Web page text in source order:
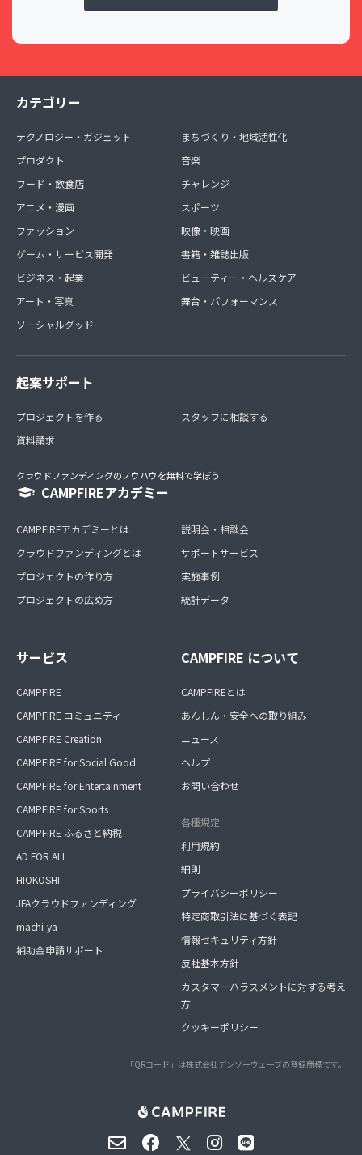
カテゴリー
テクノロジー・ガジェット
プロダクト
フード・飲食店
アニメ・漫画
ファッション
ゲーム・サービス開発
ビジネス・起業
アート・写真
ソーシャルグッド
まちづくり・地域活性化
音楽
チャレンジ
スポーツ
映像・映画
書籍・雑誌出版
ビューティー・ヘルスケア
舞台・パフォーマンス
起案サポート
プロジェクトを作る
資料請求
スタッフに相談する
クラウドファンディングのノウハウを無料で学ぼう
CAMPFIREアカデミー
CAMPFIREアカデミーとは
クラウドファンディングとは
プロジェクトの作り方
プロジェクトの広め方
説明会・相談会
サポートサービス
実施事例
統計データ
サービス
CAMPFIRE
CAMPFIRE コミュニティ
CAMPFIRE Creation
CAMPFIRE for Social Good
CAMPFIRE for Entertainment
CAMPFIRE for Sports
CAMPFIRE ふるさと納税
AD FOR ALL
HIOKOSHI
JFAクラウドファンディング
machi-ya
補助金申請サポート
CAMPFIRE について
CAMPFIREとは
あんしん・安全への取り組み
ニュース
ヘルプ
お問い合わせ
各種規定
利用規約
細則
プライバシーポリシー
特定商取引法に基づく表記
情報セキュリティ方針
反社基本方針
カスタマーハラスメントに対する考え
方
クッキーポリシー
「QRコード」は株式会社デンソーウェーブの登録商標です。